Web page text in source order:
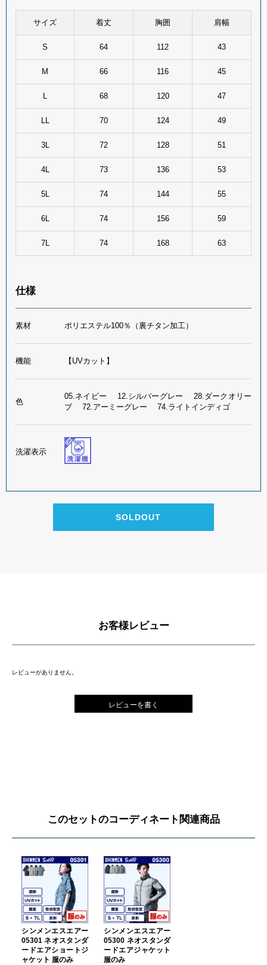
サイズ 着丈 胸囲 肩幅
S 64 112 43
M 66 116 45
68 120 47
70 124 49
3L 72 128 51
4L 73 136 53
5L 74 144 55
6L 74 156 59
7L 74 168 63
仕様
素材 ポリエステル100％（裏チタン加工）
機能 【UVカット】
色
05.ネイビー 12.シルバーグレー 28.ダークオリー
ブ 72.アーミーグレー 74.ライトインディゴ
洗濯表示
お客様レビュー
レビューがありません。
レビューを書く
このセットのコーディネート関連商品
シンメンエスエアー
05301 ネオスタンダ
ードエアショートジ
ャケット 服のみ
シンメンエスエアー
05300 ネオスタンダ
ードエアジャケット
服のみ